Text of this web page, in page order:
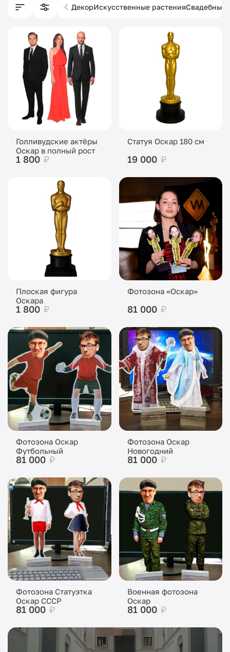
ДекорИскусственные растенияСвадебные
Голливудские актёры
Оскар в полный рост
1 800 ₽
Статуя Оскар 180 см
19 000 ₽
Плоская фигура
Оскара
1 800 ₽
Фотозона «Оскар»
81 000 ₽
Фотозона Оскар
Футбольный
81 000 ₽
Фотозона Оскар
Новогодний
81 000 ₽
Фотозона Статуэтка
Оскар СССР
81 000 ₽
Военная фотозона
Оскар
81 000 ₽